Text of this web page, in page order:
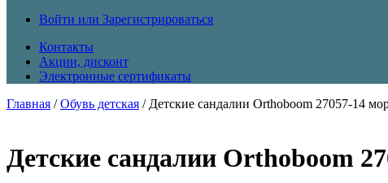
Войти или Зарегистрироваться
Контакты
Акции, дисконт
Электронные сертификаты
Главная /Обувь детская / Детские сандалии Orthoboom 27057-14
Детские сандалии Orthoboom